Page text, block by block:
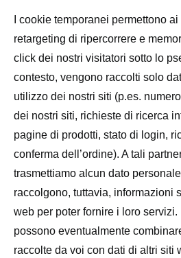
I cookie temporanei permettono
retargeting di ripercorrere e
click dei nostri visitatori sotto lo
contesto, vengono raccolti solo
utilizzo dei nostri siti (p.es.
dei nostri siti, richieste di ricerca
pagine di prodotti, stato di login,
conferma dell’ordine). A tali
trasmettiamo alcun dato
raccolgono, tuttavia, informazioni
web per poter fornire i loro servizi.
possono eventualmente
raccolte da voi con dati di altri siti